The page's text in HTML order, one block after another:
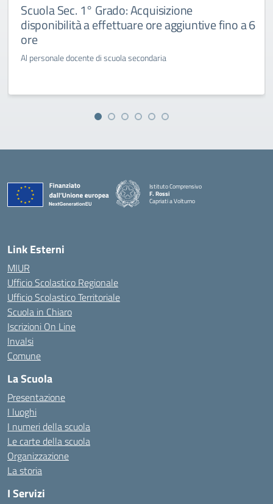
Scuola Sec. 1° Grado: Acquisizione
disponibilità a effettuare ore aggiuntive fino a 6
ore
Al personale docente di scuola secondaria
Istituto Comprensivo
F. Rossi
Capriati a Volturno
— Visita la pagina iniziale della scuola
Link Esterni
MIUR
Ufficio Scolastico Regionale
Ufficio Scolastico Territoriale
Scuola in Chiaro
Iscrizioni On Line
Invalsi
Comune
La Scuola
Presentazione
I luoghi
I numeri della scuola
Le carte della scuola
Organizzazione
La storia
I Servizi